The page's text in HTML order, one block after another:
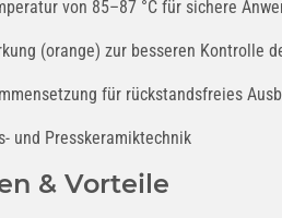
von 85–87 °C für sichere
(orange) zur besseren Kontrolle
für rückstandsfreies
und Presskeramiktechnik
& Vorteile